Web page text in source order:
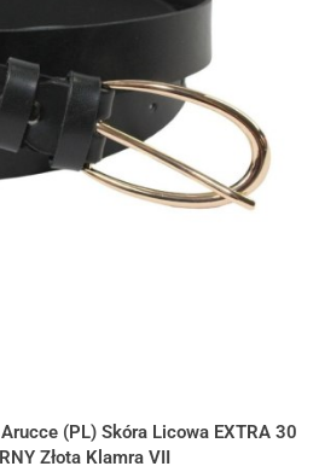
(PL) Skóra Licowa EXTRA 30
Złota Klamra VII